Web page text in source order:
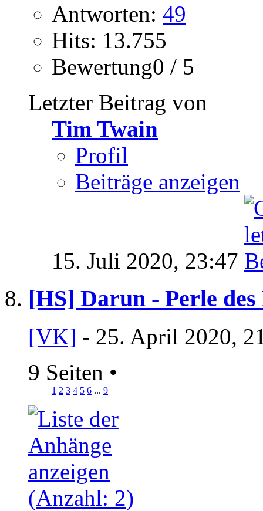
Antworten: 49
Hits: 13.755
Bewertung0 / 5
Letzter Beitrag von
Tim Twain
Profil
Beiträge anzeigen
15. Juli 2020, 23:47
[HS] Darun - Perle des
[VK] - 25. April 2020,
9 Seiten •
1 2 3 4 5 6 ... 9